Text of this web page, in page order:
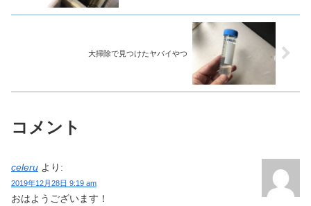
大掃除で見つけたヤバイやつ
コメント
celeru より:
2019年12月28日 9:19 am
おはようございます！